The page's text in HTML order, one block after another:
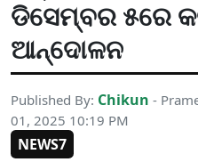
ଡିସେମ୍ବର ୫ରେ
ଆନ୍ଦୋଳନ
Published By: Chikun -
01, 2025 10:19 PM
NEWS7